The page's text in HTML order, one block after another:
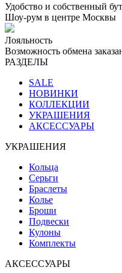
Удобство и собственный
Шоу-рум в центре Москвы
Лояльность
Возможность обмена
РАЗДЕЛЫ
SALE
НОВИНКИ
КОЛЛЕКЦИИ
УКРАШЕНИЯ
АКСЕССУАРЫ
УКРАШЕНИЯ
Кольца
Серьги
Браслеты
Колье
Броши
Подвески
Кулоны
Комплекты
АКСЕССУАРЫ